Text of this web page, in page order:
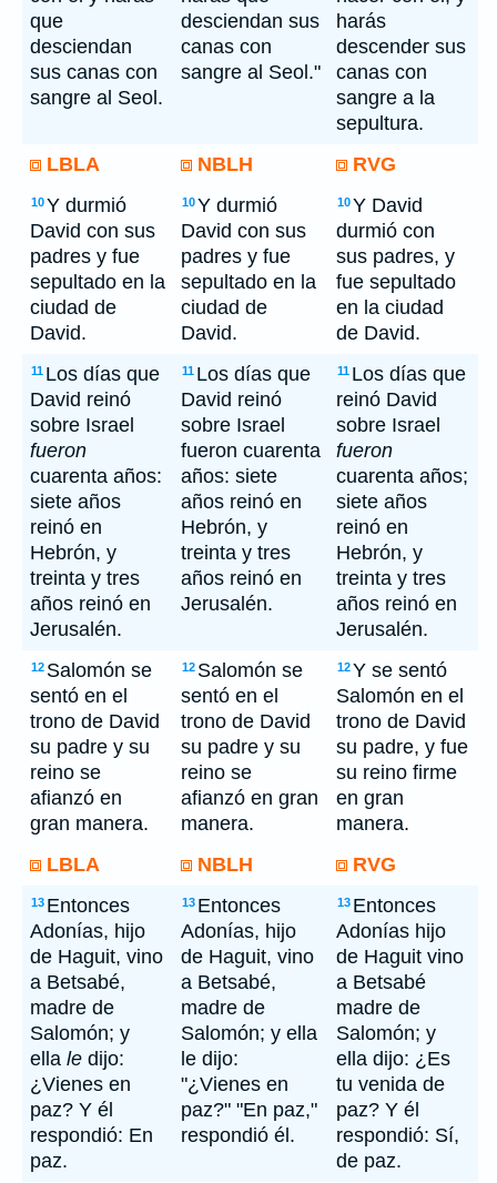
que
desciendan
sus canas con
sangre al Seol.
desciendan sus
canas con
sangre al Seol."
harás
descender sus
canas con
sangre a la
sepultura.
LBLA
NBLH RVG
10Y durmió
David con sus
padres y fue
sepultado en la
ciudad de
David.
10Y durmió
David con sus
padres y fue
sepultado en la
ciudad de
David.
10Y David
durmió con
sus padres, y
fue sepultado
en la ciudad
de David.
11 Los días que
David reinó
sobre Israel
fueron
cuarenta años:
siete años
reinó en
Hebrón, y
treinta y tres
años reinó en
Jerusalén.
11 Los días que
David reinó
sobre Israel
fueron cuarenta
años: siete
años reinó en
Hebrón, y
treinta y tres
años reinó en
Jerusalén.
11 Los días que
reinó David
sobre Israel
fueron
cuarenta años;
siete años
reinó en
Hebrón, y
treinta y tres
años reinó en
Jerusalén.
12 Salomón se
sentó en el
trono de David
su padre y su
reino se
afianzó en
gran manera.
12 Salomón se
sentó en el
trono de David
su padre y su
reino se
afianzó en gran
manera.
12Y se sentó
Salomón en el
trono de David
su padre, y fue
su reino firme
en gran
manera.
LBLA
NBLH RVG
13 Entonces
Adonías, hijo
de Haguit, vino
a Betsabé,
madre de
Salomón; y
ella le dijo:
¿Vienes en
paz? Y él
respondió: En
paz.
13 Entonces
Adonías, hijo
de Haguit, vino
a Betsabé,
madre de
Salomón; y ella
le dijo:
"¿Vienes en
paz?" "En paz,"
respondió él.
13 Entonces
Adonías hijo
de Haguit vino
a Betsabé
madre de
Salomón; y
ella dijo: ¿Es
tu venida de
paz? Y él
respondió: Sí,
de paz.